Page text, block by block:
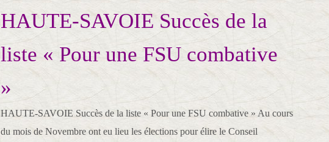
HAUTE-SAVOIE Succès de la
liste « Pour une FSU combative
»
HAUTE-SAVOIE Succès de la liste « Pour une FSU combative » Au cours
du mois de Novembre ont eu lieu les élections pour élire le Conseil